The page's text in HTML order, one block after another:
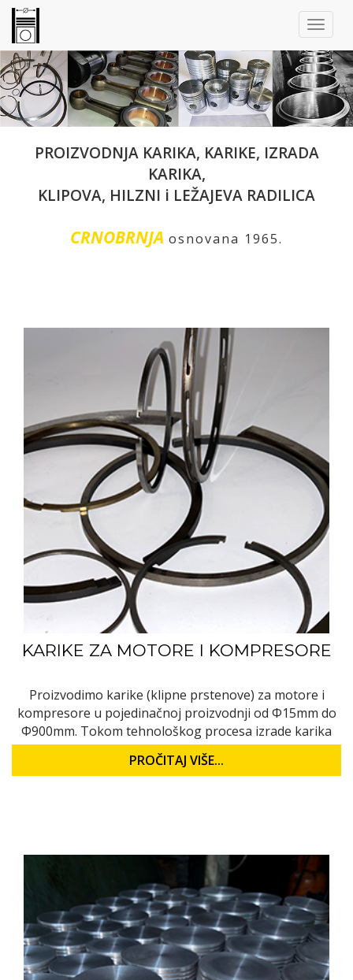
PROIZVODNJA KARIKA, KARIKE, IZRADA
KARIKA,
KLIPOVA, HILZNI i LEŽAJEVA RADILICA
CRNOBRNJA osnovana 1965.
KARIKE ZA MOTORE I KOMPRESORE
Proizvodimo karike (klipne prstenove) za motore i
kompresore u pojedinačnoj proizvodnji od Ф15mm do
Ф900mm. Tokom tehnološkog procesa izrade karika
PROČITAJ VIŠE...